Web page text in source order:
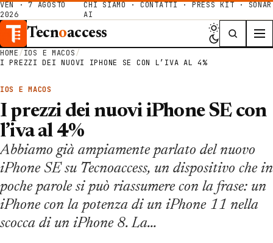
VEN · 7 AGOSTO
2026
CHI SIAMO ·CONTATTI ·PRESS KIT ·SONAR
AI
Tecnoaccess
HOME/IOS E MACOS/
I PREZZI DEI NUOVI IPHONE SE CON L’IVA AL 4%
IOS E MACOS
I prezzi dei nuovi iPhone SE con
l’iva al 4%
Abbiamo già ampiamente parlato del nuovo
iPhone SE su Tecnoaccess, un dispositivo che in
poche parole si può riassumere con la frase: un
iPhone con la potenza di un iPhone 11 nella
scocca di un iPhone 8. La…